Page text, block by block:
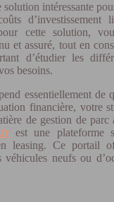
intéressante
d’investissement
cette solution,
et assuré, tout en
d’étudier les
besoins.
essentiellement de
financière, votre
de gestion de parc
est une plateforme
leasing. Ce portail
neufs ou